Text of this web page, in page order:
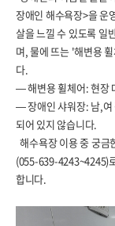
장애인 해수욕장>을 운
살을 느낄 수 있도록 일
며, 물에 뜨는 '해변용
다.
— 해변용 휠체어: 현장
— 장애인 샤워장: 남,여
되어 있지 않습니다.
해수욕장 이용 중 궁금
(055-639-4243~4245)
합니다.